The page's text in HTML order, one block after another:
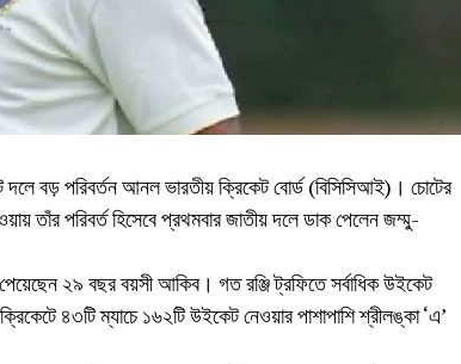
বড় পরিবর্তন আনল ভারতীয় ক্রিকেট বোর্ড (বিসিসিআই)। চোটের
তাঁর পরিবর্ত হিসেবে প্রথমবার জাতীয় দলে ডাক পেলেন জম্মু-
২৯ বছর বয়সী আকিব। গত রঞ্জি ট্রফিতে সর্বাধিক উইকেট
৪৩টি ম্যাচে ১৬২টি উইকেট নেওয়ার পাশাপাশি শ্রীলঙ্কা ‘এ’